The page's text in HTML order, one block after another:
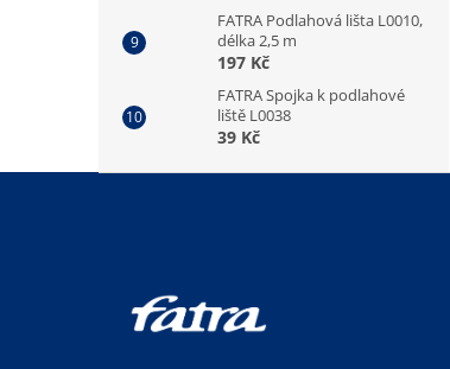
FATRA Podlahová lišta L0010,
délka 2,5 m
197 Kč
FATRA Spojka k podlahové
liště L0038
39 Kč